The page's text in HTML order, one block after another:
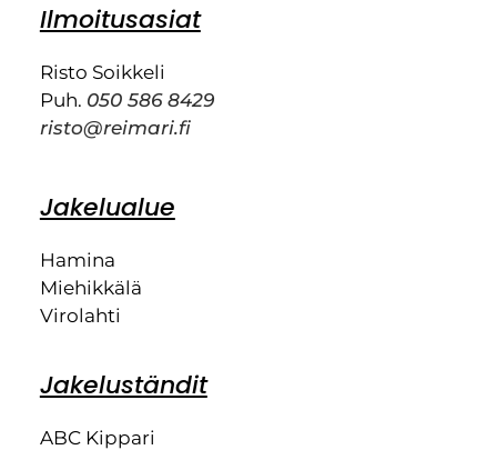
Ilmoitusasiat
Risto Soikkeli
Puh. 050 586 8429
risto@reimari.fi
Jakelualue
Hamina
Miehikkälä
Virolahti
Jakeluständit
ABC Kippari